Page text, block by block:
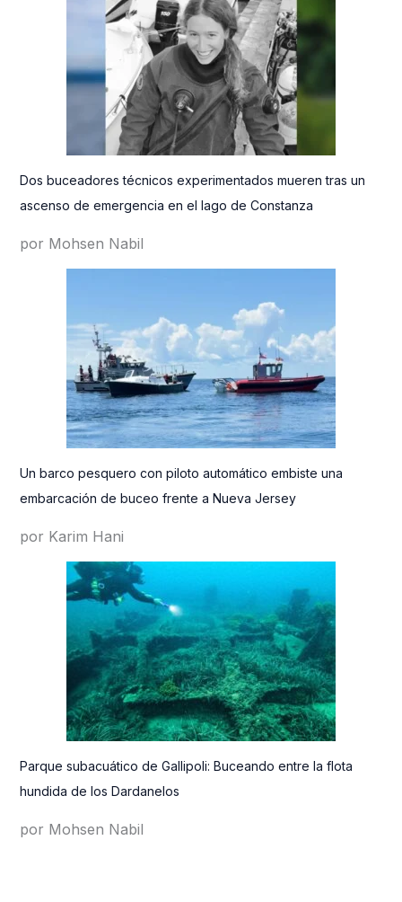
Dos buceadores técnicos experimentados mueren tras un
ascenso de emergencia en el lago de Constanza
por Mohsen Nabil
Un barco pesquero con piloto automático embiste una
embarcación de buceo frente a Nueva Jersey
por Karim Hani
Parque subacuático de Gallipoli: Buceando entre la flota
hundida de los Dardanelos
por Mohsen Nabil